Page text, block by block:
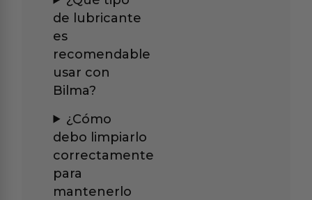
de lubricante
es
recomendable
usar con
Bilma?
¿Cómo
debo limpiarlo
correctamente
para
mantenerlo